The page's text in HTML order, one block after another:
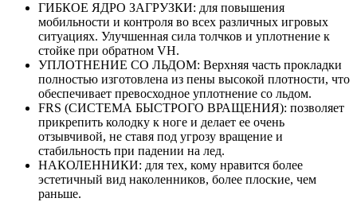
ГИБКОЕ ЯДРО ЗАГРУЗКИ: для повышения
мобильности и контроля во всех различных игровых
ситуациях. Улучшенная сила толчков и уплотнение к
стойке при обратном VH.
УПЛОТНЕНИЕ СО ЛЬДОМ: Верхняя часть прокладки
полностью изготовлена из пены высокой плотности, что
обеспечивает превосходное уплотнение со льдом.
FRS (СИСТЕМА БЫСТРОГО ВРАЩЕНИЯ): позволяет
прикрепить колодку к ноге и делает ее очень
отзывчивой, не ставя под угрозу вращение и
стабильность при падении на лед.
НАКОЛЕННИКИ: для тех, кому нравится более
эстетичный вид наколенников, более плоские, чем
раньше.